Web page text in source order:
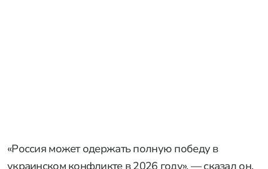
«Россия может одержать полную победу в
украинском конфликте в 2026 году», — сказал он.